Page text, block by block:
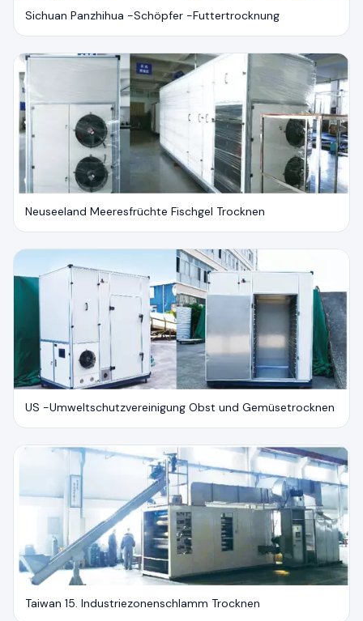
Sichuan Panzhihua -Schöpfer -Futtertrocknung
Neuseeland Meeresfrüchte Fischgel Trocknen
US -Umweltschutzvereinigung Obst und Gemüsetrocknen
Taiwan 15. Industriezonenschlamm Trocknen